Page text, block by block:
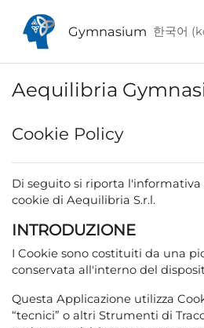
Gymnasium 한국어
Aequilibria
Cookie Policy
Di seguito si riporta l'informativa
cookie di Aequilibria S.r.l.
INTRODUZIONE
I Cookie sono costituiti da una
conservata all'interno del
Questa Applicazione utilizza
“tecnici” o altri Strumenti di